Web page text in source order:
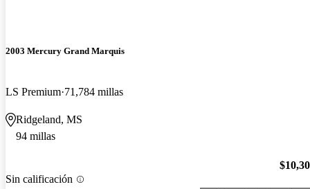
2003 Mercury Grand Marquis
LS Premium 71,784 millas
Ridgeland, MS
94 millas
Sin calificación